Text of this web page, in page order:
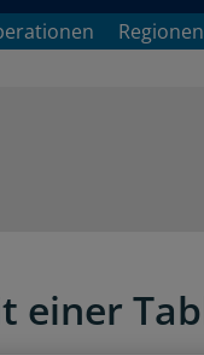
Regionen
einer